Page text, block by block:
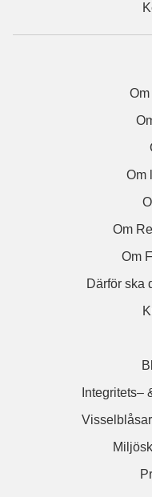
Om
Om
Om
Därför ska
Integritets–